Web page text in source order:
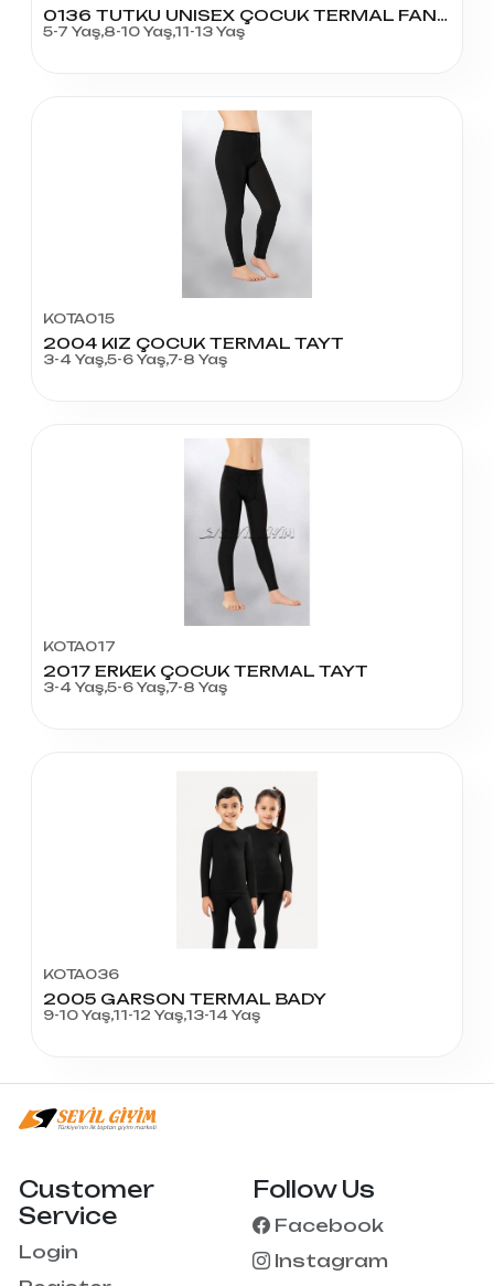
0136 TUTKU UNISEX ÇOCUK TERMAL FANİLA
5-7 Yaş,8-10 Yaş,11-13 Yaş
KOTA015
2004 KIZ ÇOCUK TERMAL TAYT
3-4 Yaş,5-6 Yaş,7-8 Yaş
KOTA017
2017 ERKEK ÇOCUK TERMAL TAYT
3-4 Yaş,5-6 Yaş,7-8 Yaş
KOTA036
2005 GARSON TERMAL BADY
9-10 Yaş,11-12 Yaş,13-14 Yaş
Customer
Service
Login
Follow Us
Facebook
Instagram